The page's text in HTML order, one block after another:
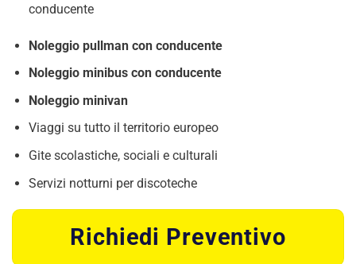
conducente
Noleggio pullman con conducente
Noleggio minibus con conducente
Noleggio minivan
Viaggi su tutto il territorio europeo
Gite scolastiche, sociali e culturali
Servizi notturni per discoteche
Richiedi Preventivo